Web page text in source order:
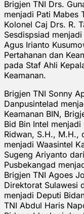
Brigjen TNI Drs.
menjadi Pati Mabes
Kolonel Caj Drs. R.
Sesdispsiad
Agus Irianto
Pertahanan dan
pada Staf Ahli
Keamanan.
Brigjen TNI Sonny
Danpusintelad
Keamanan BIN,
Bid Bin Intel
Ridwan, S.H., M.H.,
menjadi Waasintel
Sugeng Ariyanto
Pusbekangad
Brigjen TNI Agoes
Direktorat Sulawesi
menjadi Deputi
TNI Abdul Haris